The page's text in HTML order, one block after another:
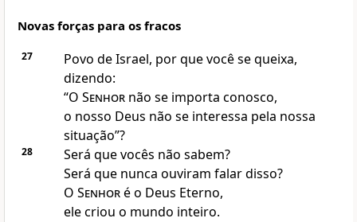
Novas forças para os fracos
27
Povo de Israel, por que você se queixa,
dizendo:
“O Senhornão se importa conosco,
o nosso Deus não se interessa pela nossa
situação”?
28
Será que vocês não sabem?
Será que nunca ouviram falar disso?
O Senhoré o Deus Eterno,
ele criou o mundo inteiro.